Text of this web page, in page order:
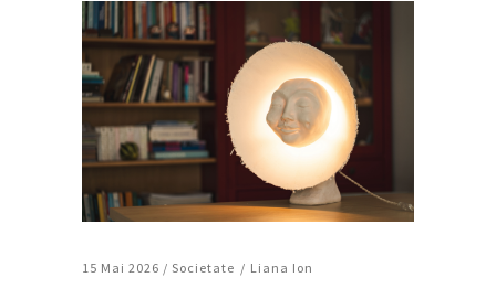
15 Mai 2026 / Societate Liana Ion